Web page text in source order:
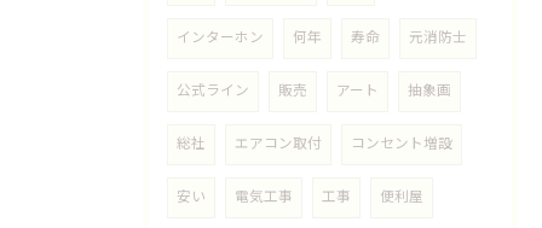
インターホン 何年 寿命 元消防士
公式ライン 販売 アート 抽象画
総社 エアコン取付 コンセント増設
安い 電気工事 工事 便利屋